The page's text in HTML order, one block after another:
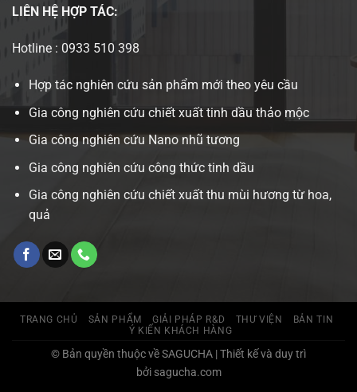
LIÊN HỆ HỢP TÁC:
Hotline : 0933 510 398
Hợp tác nghiên cứu sản phẩm mới theo yêu cầu
Gia công nghiên cứu chiết xuất tinh dầu thảo mộc
Gia công nghiên cứu Nano nhũ tương
Gia công nghiên cứu công thức tinh dầu
Gia công nghiên cứu chiết xuất thu mùi hương từ hoa,
quả
TRANG CHỦ SẢN PHẨM GIẢI PHÁP R&D THƯ VIỆN
BẢN TIN
Ý KIẾN KHÁCH HÀNG
© Bản quyền thuộc về SAGUCHA | Thiết kế và duy trì
bởi sagucha.com